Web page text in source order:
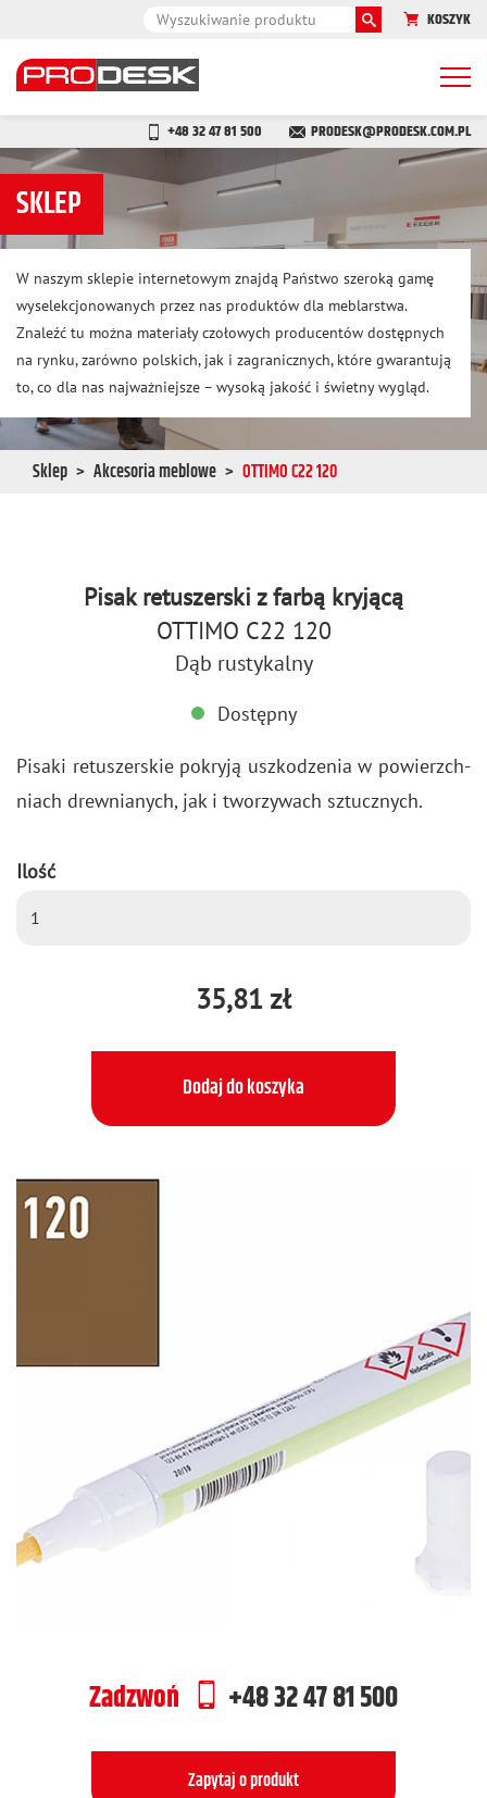
KOSZYK
+48 32 47 81 500 PRODESK@PRODESK.COM.PL
SKLEP
W naszym sklepie internetowym znajdą Państwo szeroką gamę
wyselekcjonowanych przez nas produktów dla meblarstwa.
Znaleźć tu można materiały czołowych producentów dostępnych
na rynku, zarówno polskich, jak i zagranicznych, które gwarantują
to, co dla nas najważniejsze – wysoką jakość i świetny wygląd.
Sklep Akcesoria meblowe OTTIMO C22 120
Pisak retuszerski z farbą kryjącą
OTTIMO C22 120
Dąb rustykalny
Dostępny
Pi­sa­ki re­tu­szer­skie po­kry­ją uszko­dze­nia w po­wierzch­
niach drew­nia­nych, jak i two­rzy­wach sztucz­nych.
Ilość
35,81 zł
Dodaj do koszyka
Zadzwoń +48 32 47 81 500
Zapytaj o produkt